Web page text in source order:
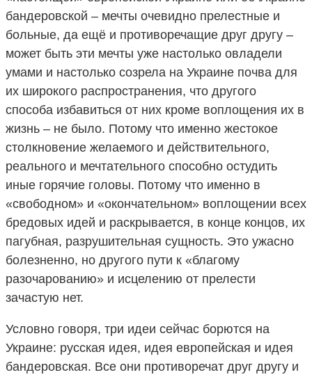
бандеровской – мечты очевидно прелестные и
больные, да ещё и противоречащие друг другу –
может быть эти мечты уже настолько овладели
умами и настолько созрела на Украине почва для
их широкого распространения, что другого
способа избавиться от них кроме воплощения их в
жизнь – не было. Потому что именно жестокое
столкновение желаемого и действительного,
реального и мечтательного способно остудить
иные горячие головы. Потому что именно в
«свободном» и «окончательном» воплощении всех
бредовых идей и раскрывается, в конце концов, их
пагубная, разрушительная сущность. Это ужасно
болезненно, но другого пути к «благому
разочарованию» и исцелению от прелести
зачастую нет.
Условно говоря, три идеи сейчас борются на
Украине: русская идея, идея европейская и идея
бандеровская. Все они противоречат друг другу и